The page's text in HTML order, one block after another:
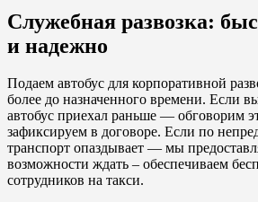
Служебная развозка:
и надежно
Подаем автобус для корпоративной
более до назначенного времени. Если
автобус приехал раньше — обговорим
зафиксируем в договоре. Если по
транспорт опаздывает — мы
возможности ждать – обеспечиваем
сотрудников на такси.